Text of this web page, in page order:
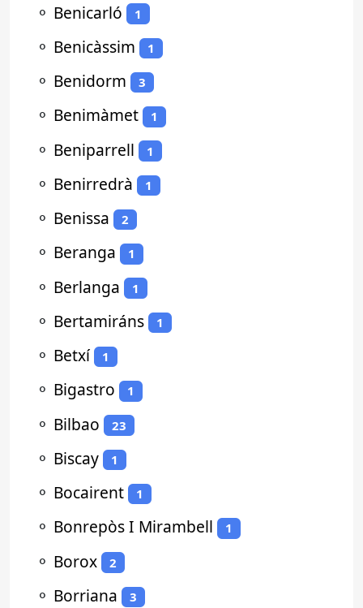
⚬ Benicarló 1
⚬ Benicàssim 1
⚬ Benidorm 3
⚬ Benimàmet 1
⚬ Beniparrell 1
⚬ Benirredrà 1
⚬ Benissa 2
⚬ Beranga 1
⚬ Berlanga 1
⚬ Bertamiráns 1
⚬ Betxí 1
⚬ Bigastro 1
⚬ Bilbao 23
⚬ Biscay 1
⚬ Bocairent 1
⚬ Bonrepòs I Mirambell 1
⚬ Borox 2
⚬ Borriana 3